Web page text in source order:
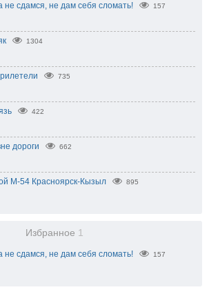
не сдамся, не дам себя сломать! 157
1304
735
422
дороги 662
М-54 Красноярск-Кызыл 895
Избранное 1
не сдамся, не дам себя сломать! 157